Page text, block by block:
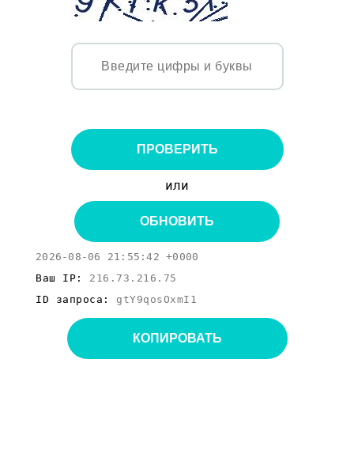
ПРОВЕРИТЬ
или
ОБНОВИТЬ
2026-08-06 21:55:42 +0000
Ваш IP: 216.73.216.75
ID запроса: gtY9qosOxmI1
КОПИРОВАТЬ